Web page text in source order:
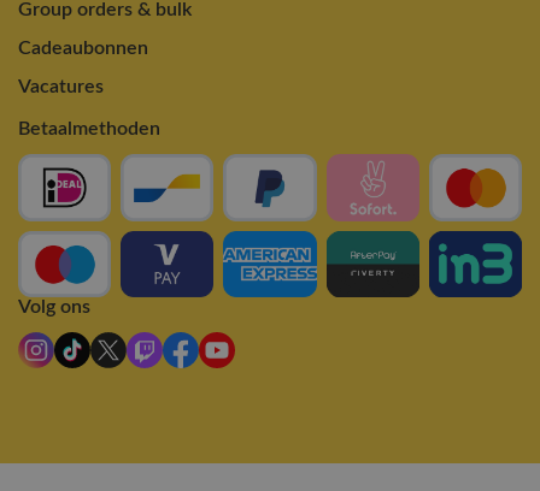
Group orders & bulk
Cadeaubonnen
Vacatures
Betaalmethoden
Volg ons